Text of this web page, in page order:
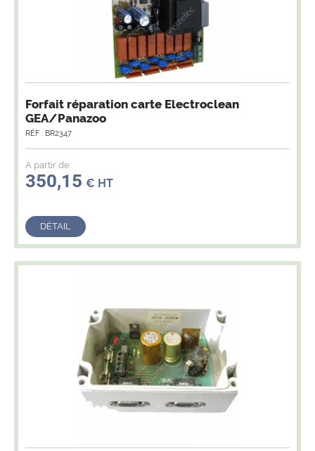
Forfait réparation carte Electroclean
GEA/Panazoo
RÉF : BR2347
A partir de
350,15 € HT
DÉTAIL